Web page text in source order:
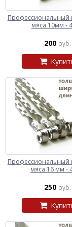
Профессиональный
мяса 10мм -
200 руб.
Профессиональный
мяса 16 мм -
250 руб.